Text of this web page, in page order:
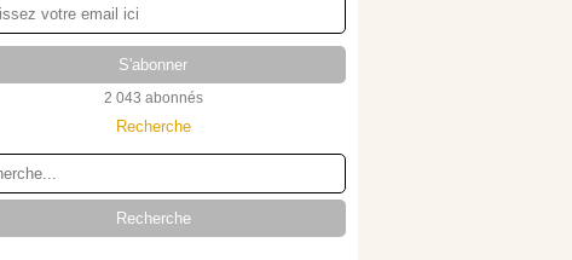
2 043 abonnés
Recherche